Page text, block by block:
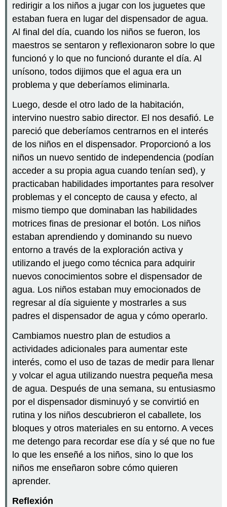
redirigir a los niños a jugar con los juguetes que
estaban fuera en lugar del dispensador de agua.
Al final del día, cuando los niños se fueron, los
maestros se sentaron y reflexionaron sobre lo que
funcionó y lo que no funcionó durante el día. Al
unísono, todos dijimos que el agua era un
problema y que deberíamos eliminarla.
Luego, desde el otro lado de la habitación,
intervino nuestro sabio director. El nos desafió. Le
pareció que deberíamos centrarnos en el interés
de los niños en el dispensador. Proporcionó a los
niños un nuevo sentido de independencia (podían
acceder a su propia agua cuando tenían sed), y
practicaban habilidades importantes para resolver
problemas y el concepto de causa y efecto, al
mismo tiempo que dominaban las habilidades
motrices finas de presionar el botón. Los niños
estaban aprendiendo y dominando su nuevo
entorno a través de la exploración activa y
utilizando el juego como técnica para adquirir
nuevos conocimientos sobre el dispensador de
agua. Los niños estaban muy emocionados de
regresar al día siguiente y mostrarles a sus
padres el dispensador de agua y cómo operarlo.
Cambiamos nuestro plan de estudios a
actividades adicionales para aumentar este
interés, como el uso de tazas de medir para llenar
y volcar el agua utilizando nuestra pequeña mesa
de agua. Después de una semana, su entusiasmo
por el dispensador disminuyó y se convirtió en
rutina y los niños descubrieron el caballete, los
bloques y otros materiales en su entorno. A veces
me detengo para recordar ese día y sé que no fue
lo que les enseñé a los niños, sino lo que los
niños me enseñaron sobre cómo quieren
aprender.
Reflexión